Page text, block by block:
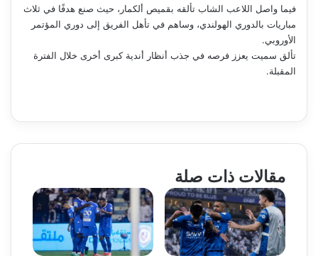
فيما واصل اللاعب الشاب تألقه بقميص ألكمار، حيث صنع هدفًا في ثلاث
مباريات بالدوري الهولندي، وساهم في تأهل الفريق إلى دوري المؤتمر
الأوروبي.
تألق سميت يعزز فرصه في جذب أنظار أندية كبرى أخرى خلال الفترة
المقبلة.
مقالات ذات صلة